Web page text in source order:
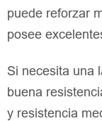
puede reforzar
posee
Si necesita una
buena
y resistencia